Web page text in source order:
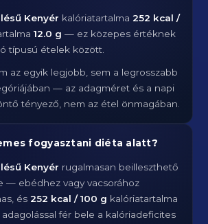
Kenyér kalóriatartalma252 kcal /
12.0 g — ez közepes értéknek
típusú ételek között.
az egyik legjobb, sem a legrosszabb
— az adagméret és a napi
tényező, nem az étel önmagában.
fogyasztani diéta alatt?
Kenyér rugalmasan beilleszthető
— ebédhez vagy vacsorához
és252 kcal / 100 g kalóriatartalma
fér bele a kalóriadeficites